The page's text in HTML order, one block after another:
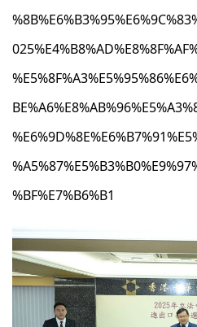
%BF%E7%B6%B1